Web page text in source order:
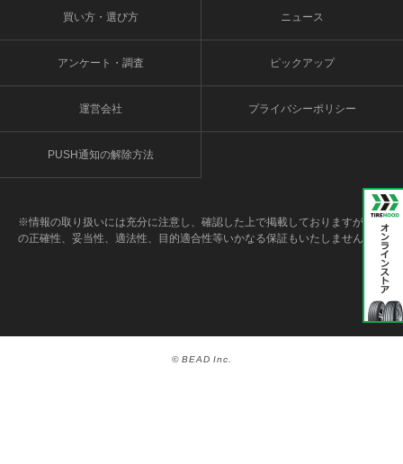
買い方・選び方 ニュース
アンケート・調査 ピックアップ
運営会社 プライバシーポリシー
PUSH通知の解除方法
※情報の取り扱いには充分に注意し、確認した上で掲載しておりますが、そ
の正確性、妥当性、適法性、目的適合性等いかなる保証もいたしません。
© BEAD Inc.